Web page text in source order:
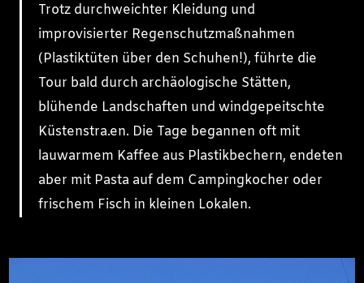
Trotz durchweichter Kleidung und
improvisierter Regenschutzmaßnahmen
(Plastiktüten über den Schuhen!), führte die
Tour bald durch archäologische Stätten,
blühende Landschaften und windgepeitschte
Küstenstra.en. Die Tage begannen oft mit
lauwarmem Kaffee aus Plastikbechern, endeten
aber mit Pasta auf dem Campingkocher oder
frischem Fisch in kleinen Lokalen.